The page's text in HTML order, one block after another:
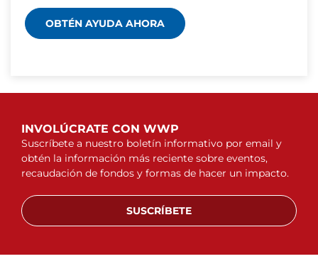
OBTÉN AYUDA AHORA
INVOLÚCRATE CON WWP
Suscríbete a nuestro boletín informativo por email y
obtén la información más reciente sobre eventos,
recaudación de fondos y formas de hacer un impacto.
SUSCRÍBETE